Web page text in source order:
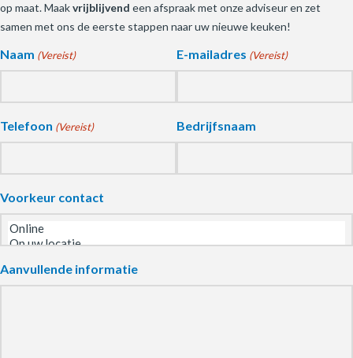
op maat. Maakvrijblijvend een afspraak met onze adviseur en zet
samen met ons de eerste stappen naar uw nieuwe keuken!
Naam (Vereist) E-mailadres (Vereist)
Telefoon (Vereist) Bedrijfsnaam
Voorkeur contact
Aanvullende informatie